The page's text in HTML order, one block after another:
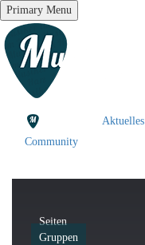
Primary Menu
Community
Aktuelles
Seiten
Gruppen